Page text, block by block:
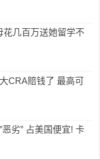
花几百万送她留学不
CRA赔钱了 最高可
劣” 占美国便宜! 卡